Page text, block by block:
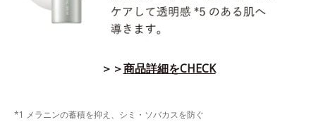
＞＞商品詳細をCHECK
*1 メラニンの蓄積を抑え、シミ・ソバカスを防ぐ